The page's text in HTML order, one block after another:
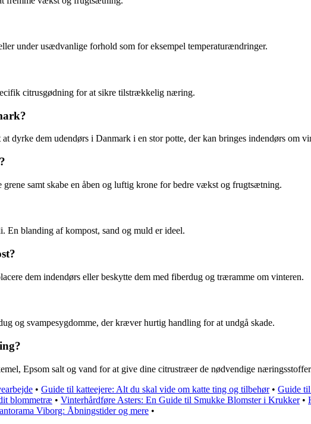
under usædvanlige forhold som for eksempel temperaturændringer.
citrusgødning for at sikre tilstrækkelig næring.
dyrke dem udendørs i Danmark i en stor potte, der kan bringes indendørs om
samt skabe en åben og luftig krone for bedre vækst og frugtsætning.
blanding af kompost, sand og muld er ideel.
dem indendørs eller beskytte dem med fiberdug og træramme om vinteren.
og svampesygdomme, der kræver hurtig handling for at undgå skade.
Epsom salt og vand for at give dine citrustræer de nødvendige
• Guide til katteejere: Alt du skal vide om katte ting og tilbehør• Guide
blommetræ • Vinterhårdføre Asters: En Guide til Smukke Blomster i Krukker•
Viborg: Åbningstider og mere •